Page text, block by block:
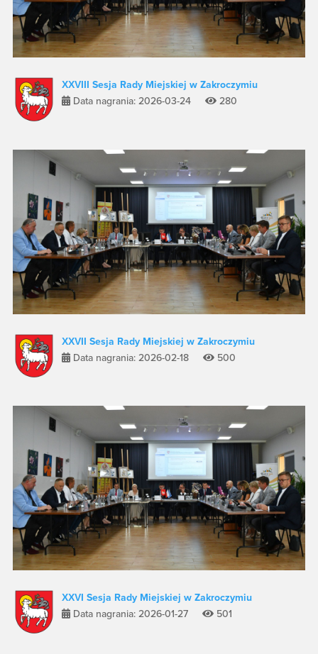
XXVIII Sesja Rady Miejskiej w Zakroczymiu
Data nagrania: 2026-03-24
280
XXVII Sesja Rady Miejskiej w Zakroczymiu
Data nagrania: 2026-02-18
500
XXVI Sesja Rady Miejskiej w Zakroczymiu
Data nagrania: 2026-01-27
501